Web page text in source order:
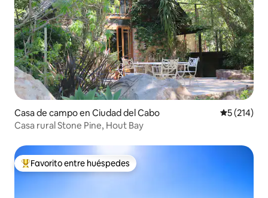
Casa de campo en Ciudad del Cabo
5 (214)
Casa rural Stone Pine, Hout Bay
Favorito entre huéspedes preferido
Favorito entre huéspedes